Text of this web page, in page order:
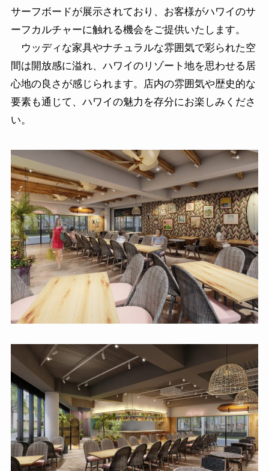
サーフボードが展示されており、お客様がハワイのサ
ーフカルチャーに触れる機会をご提供いたします。
ウッディな家具やナチュラルな雰囲気で彩られた空
間は開放感に溢れ、ハワイのリゾート地を思わせる居
心地の良さが感じられます。店内の雰囲気や歴史的な
要素も通じて、ハワイの魅力を存分にお楽しみくださ
い。